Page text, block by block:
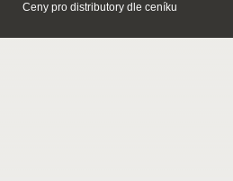
Ceny pro distributory dle ceníku